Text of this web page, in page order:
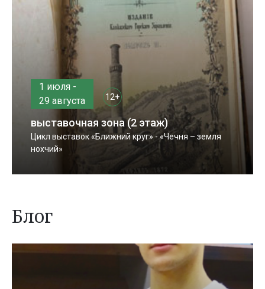
1 июля -
29 августа
12+
выставочная зона (2 этаж)
Цикл выставок «Ближний круг» - «Чечня – земля
нохчий»
Блог